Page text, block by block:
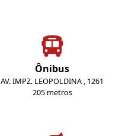
Ônibus
AV. IMPZ. LEOPOLDINA , 1261
205 metros